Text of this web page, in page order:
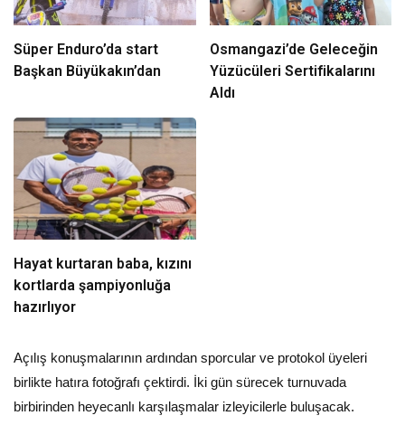
Süper Enduro’da start
Başkan Büyükakın’dan
Osmangazi’de Geleceğin
Yüzücüleri Sertifikalarını
Aldı
Hayat kurtaran baba, kızını
kortlarda şampiyonluğa
hazırlıyor
Açılış konuşmalarının ardından sporcular ve protokol üyeleri
birlikte hatıra fotoğrafı çektirdi. İki gün sürecek turnuvada
birbirinden heyecanlı karşılaşmalar izleyicilerle buluşacak.